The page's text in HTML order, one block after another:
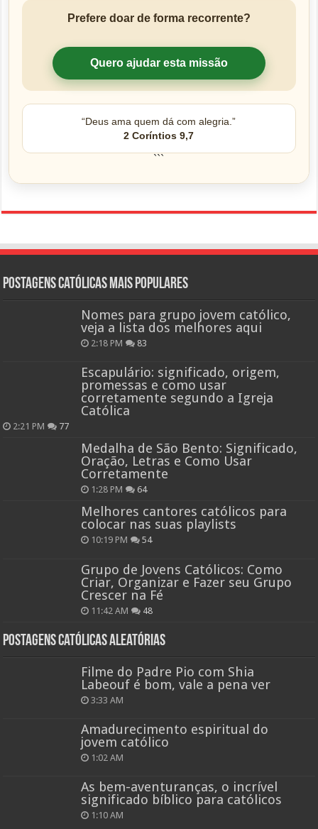
Prefere doar de forma recorrente?
Quero ajudar esta missão
“Deus ama quem dá com alegria.”
2 Coríntios 9,7
```
Postagens católicas mais Populares
Nomes para grupo jovem católico,
veja a lista dos melhores aqui
2:18 PM 83
Escapulário: significado, origem,
promessas e como usar
corretamente segundo a Igreja
Católica
2:21 PM 77
Medalha de São Bento: Significado,
Oração, Letras e Como Usar
Corretamente
1:28 PM 64
Melhores cantores católicos para
colocar nas suas playlists
10:19 PM 54
Grupo de Jovens Católicos: Como
Criar, Organizar e Fazer seu Grupo
Crescer na Fé
11:42 AM 48
Postagens católicas aleatórias
Filme do Padre Pio com Shia
Labeouf é bom, vale a pena ver
3:33 AM
Amadurecimento espiritual do
jovem católico
1:02 AM
As bem-aventuranças, o incrível
significado bíblico para católicos
1:10 AM